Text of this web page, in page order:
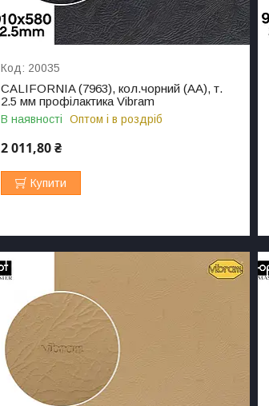
20035
CALIFORNIA (7963), кол.чорний (AA), т.
2.5 мм профілактика Vibram
В наявності Оптом і в роздріб
2 011,80 ₴
Купити